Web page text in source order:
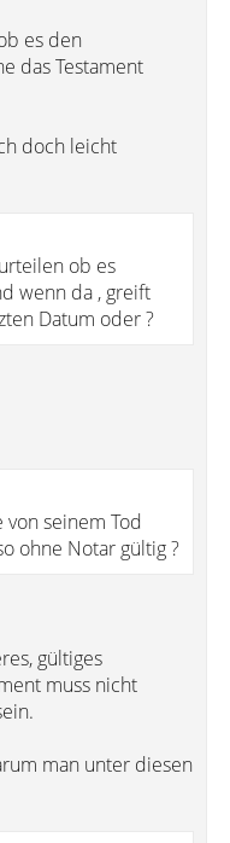
es den
das Testament
doch leicht
ob es
wenn da , greift
Datum oder ?
seinem Tod
ohne Notar gültig ?
gültiges
muss nicht
man unter diesen